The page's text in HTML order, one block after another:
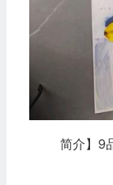
简介】9